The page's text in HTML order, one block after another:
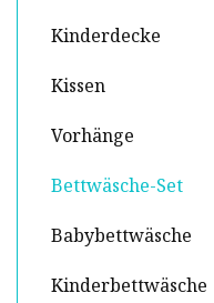
Kinderdecke
Kissen
Vorhänge
Bettwäsche-Set
Babybettwäsche
Kinderbettwäsche